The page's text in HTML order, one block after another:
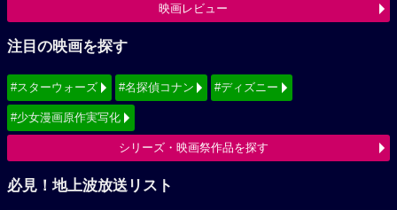
映画レビュー
注目の映画を探す
#スターウォーズ #名探偵コナン #ディズニー
#少女漫画原作実写化
シリーズ・映画祭作品を探す
必見！地上波放送リスト